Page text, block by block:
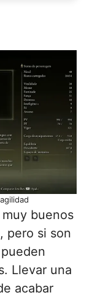
buenos
pero si son
Llevar una
acabar